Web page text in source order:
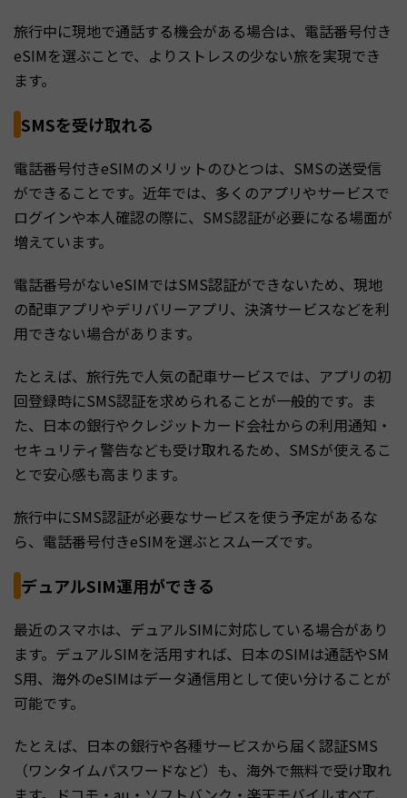
旅行中に現地で通話する機会がある場合は、電話番号付き
eSIMを選ぶことで、よりストレスの少ない旅を実現でき
ます。
SMSを受け取れる
電話番号付きeSIMのメリットのひとつは、SMSの送受信
ができることです。近年では、多くのアプリやサービスで
ログインや本人確認の際に、SMS認証が必要になる場面が
増えています。
電話番号がないeSIMではSMS認証ができないため、現地
の配車アプリやデリバリーアプリ、決済サービスなどを利
用できない場合があります。
たとえば、旅行先で人気の配車サービスでは、アプリの初
回登録時にSMS認証を求められることが一般的です。ま
た、日本の銀行やクレジットカード会社からの利用通知・
セキュリティ警告なども受け取れるため、SMSが使えるこ
とで安心感も高まります。
旅行中にSMS認証が必要なサービスを使う予定があるな
ら、電話番号付きeSIMを選ぶとスムーズです。
デュアルSIM運用ができる
最近のスマホは、デュアルSIMに対応している場合があり
ます。デュアルSIMを活用すれば、日本のSIMは通話やSM
S用、海外のeSIMはデータ通信用として使い分けることが
可能です。
たとえば、日本の銀行や各種サービスから届く認証SMS
（ワンタイムパスワードなど）も、海外で無料で受け取れ